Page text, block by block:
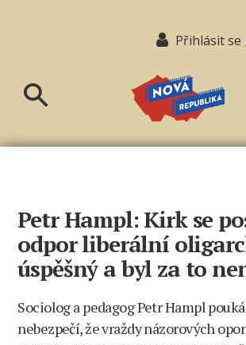
Přihlásit se
republika
Petr Hampl: Kirk se
odpor liberální
úspěšný a byl za to
Sociolog a pedagog Petr Hampl
nebezpečí, že vraždy názorových